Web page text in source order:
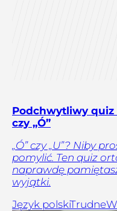
Podchwytliwy quiz
czy „Ó”
„Ó” czy „U”? Niby
pomylić. Ten quiz
naprawdę
wyjątki.
Język polskiTrudne